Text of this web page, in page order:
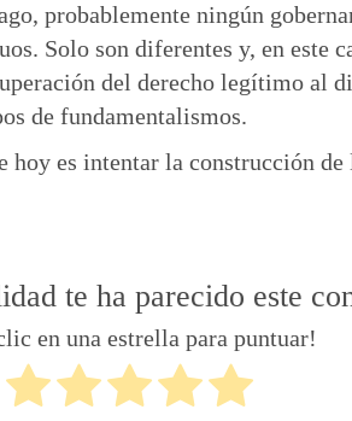
probablemente ningún
Solo son diferentes y, en este
del derecho legítimo al
de fundamentalismos.
hoy es intentar la construcción
te ha parecido este
en una estrella para puntuar!